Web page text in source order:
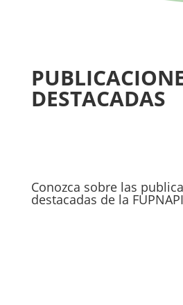
DESTACADAS
Conozca sobre las
destacadas de la